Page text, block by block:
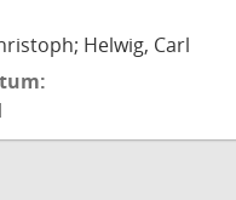
Helwig, Carl